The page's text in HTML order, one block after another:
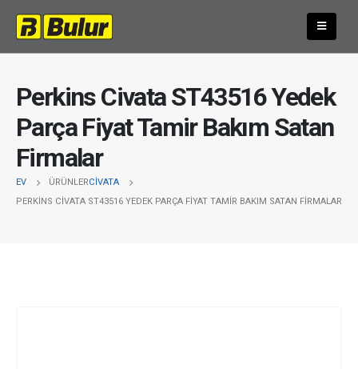
Perkins Civata ST43516 Yedek
Parça Fiyat Tamir Bakım Satan
Firmalar
EV ÜRÜNLERCIVATA
PERKINS CIVATA ST43516 YEDEK PARÇA FIYAT TAMIR BAKIM SATAN FIRMALAR